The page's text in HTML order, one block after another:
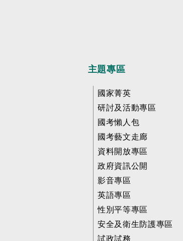
主題專區
國家菁英
研討及活動專區
國考懶人包
國考藝文走廊
資料開放專區
政府資訊公開
影音專區
英語專區
性別平等專區
安全及衛生防護專區
試政試務